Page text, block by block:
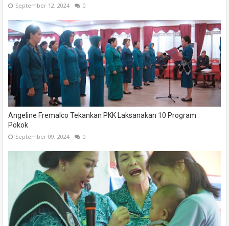
September 12, 2024 0
Angeline Fremalco Tekankan PKK Laksanakan 10 Program
Pokok
September 09, 2024 0